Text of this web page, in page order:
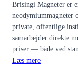
Brisingi Magneter er
neodymiummagneter
private, offentlige
samarbejder direkte
priser — både ved
Læs mere